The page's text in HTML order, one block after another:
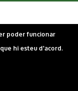
poder funcionar
hi esteu d'acord.